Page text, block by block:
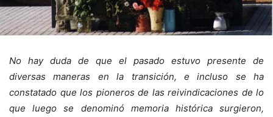
No hay duda de que el pasado estuvo presente de
diversas maneras en la transición, e incluso se ha
constatado que los pioneros de las reivindicaciones de lo
que luego se denominó memoria histórica surgieron,